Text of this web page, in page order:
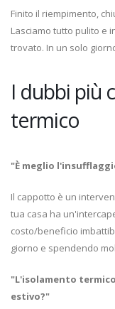
Finito il riempimento,
Lasciamo tutto pulito e
trovato. In un solo
I dubbi più
termico
"È meglio
Il cappotto è un
tua casa ha
costo/beneficio
giorno e spendendo
"L'isolamento
estivo?"